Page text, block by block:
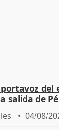
del
salida de
04/08/